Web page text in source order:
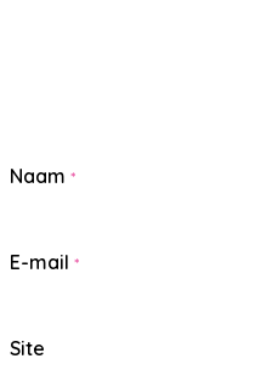
Naam *
E-mail *
Site